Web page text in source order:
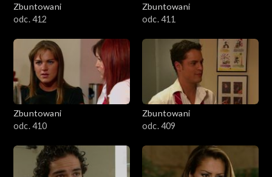
Zbuntowani
odc. 412
Zbuntowani
odc. 411
Zbuntowani
odc. 410
Zbuntowani
odc. 409